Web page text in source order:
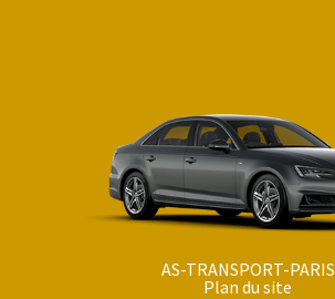
AS-TRANSPORT-PARIS
Plan du site